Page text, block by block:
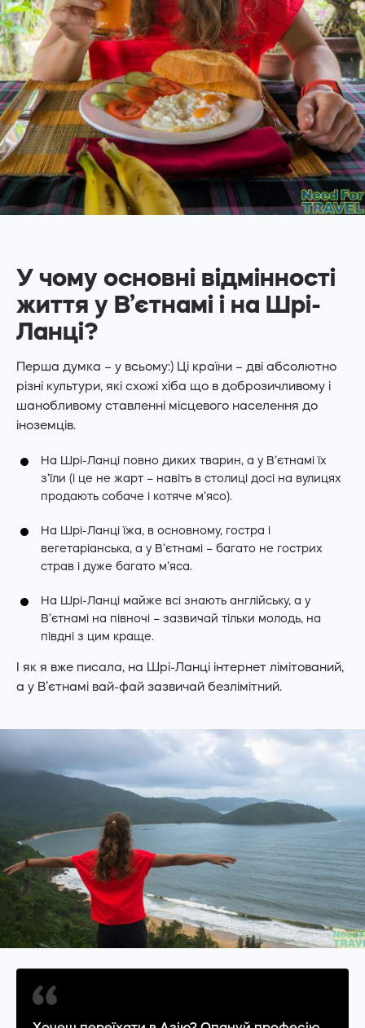
У чому основні відмінності
життя у В’єтнамі і на Шрі-
Ланці?
Перша думка – у всьому:) Ці країни – дві абсолютно
різні культури, які схожі хіба що в доброзичливому і
шанобливому ставленні місцевого населення до
іноземців.
На Шрі-Ланці повно диких тварин, а у В’єтнамі їх
з’їли (і це не жарт – навіть в столиці досі на вулицях
продають собаче і котяче м’ясо).
На Шрі-Ланці їжа, в основному, гостра і
вегетаріанська, а у В’єтнамі – багато не гострих
страв і дуже багато м’яса.
На Шрі-Ланці майже всі знають англійську, а у
В’єтнамі на півночі – зазвичай тільки молодь, на
півдні з цим краще.
І як я вже писала, на Шрі-Ланці інтернет лімітований,
а у В’єтнамі вай-фай зазвичай безлімітний.